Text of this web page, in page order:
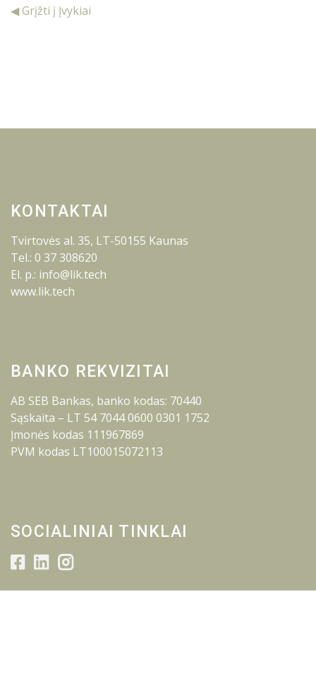
◀ Grįžti į Įvykiai
KONTAKTAI
Tvirtovės al. 35, LT-50155 Kaunas
Tel.: 0 37 308620
El. p.: info@lik.tech
www.lik.tech
BANKO REKVIZITAI
AB SEB Bankas, banko kodas: 70440
Sąskaita – LT 54 7044 0600 0301 1752
Įmonės kodas 111967869
PVM kodas LT100015072113
SOCIALINIAI TINKLAI